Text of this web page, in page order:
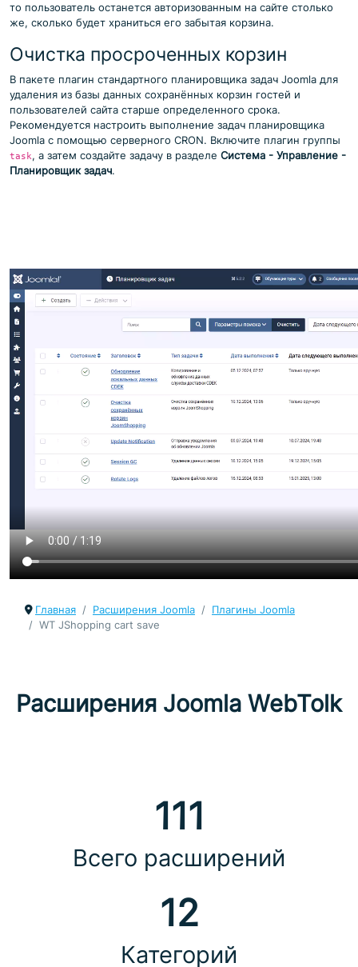
то пользователь останется авторизованным на сайте столько
же, сколько будет храниться его забытая корзина.
Очистка просроченных корзин
В пакете плагин стандартного планировщика задач Joomla для
удаления из базы данных сохранённых корзин гостей и
пользователей сайта старше определенного срока.
Рекомендуется настроить выполнение задач планировщика
Joomla с помощью серверного CRON. Включите плагин группы
task, а затем создайте задачу в разделе Система - Управление -
Планировщик задач.
Главная Расширения Joomla
Плагины Joomla
WT JShopping cart save
Расширения Joomla WebTolk
111
Всего расширений
12
Категорий